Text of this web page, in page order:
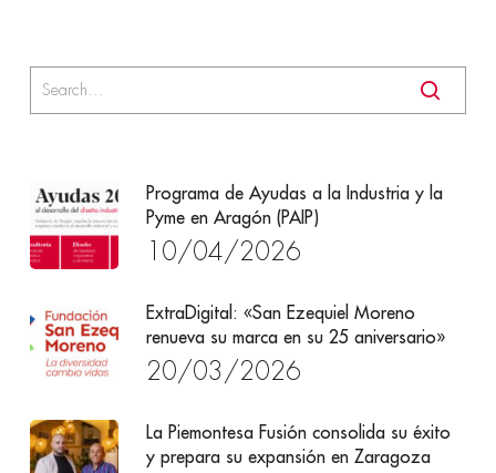
Programa de Ayudas a la Industria y la
Pyme en Aragón (PAIP)
10/04/2026
ExtraDigital: «San Ezequiel Moreno
renueva su marca en su 25 aniversario»
20/03/2026
La Piemontesa Fusión consolida su éxito
y prepara su expansión en Zaragoza